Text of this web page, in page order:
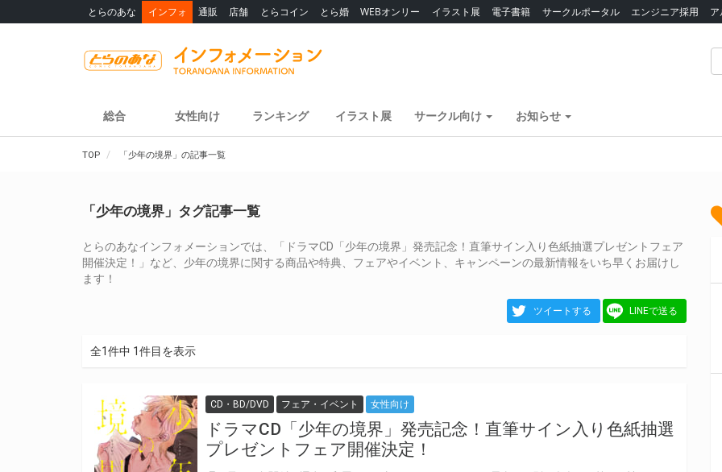
とらのあな インフォ 通販 店舗 とらコイン とら婚 WEBオンリー イラスト展 電子書籍 サークルポータル エンジニア採用
総合 女性向け ランキング イラスト展 サークル向け お知らせ
TOP 「少年の境界」の記事一覧
「少年の境界」タグ記事一覧
とらのあなインフォメーションでは、「ドラマCD「少年の境界」発売記念！直筆サイン入り色紙抽選プレゼントフェア
開催決定！」など、少年の境界に関する商品や特典、フェアやイベント、キャンペーンの最新情報をいち早くお届けし
ます！
ツイートする LINEで送る
全1件中 1件目を表示
CD・BD/DVD フェア・イベント 女性向け
ドラマCD「少年の境界」発売記念！直筆サイン入り色紙抽選
プレゼントフェア開催決定！